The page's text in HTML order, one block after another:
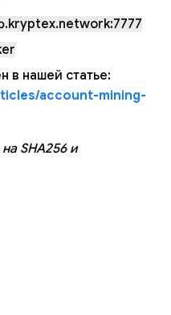
в нашей статье:
account-mining-
SHA256 и